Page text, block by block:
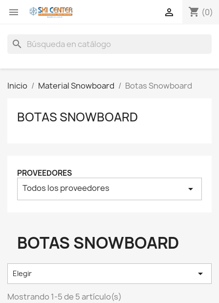
 shopping_cart (0)

search
Inicio Material Snowboard Botas Snowboard
BOTAS SNOWBOARD
PROVEEDORES
Todos los proveedores arrow_drop_down
BOTAS SNOWBOARD
Elegir 
Mostrando 1-5 de 5 artículo(s)